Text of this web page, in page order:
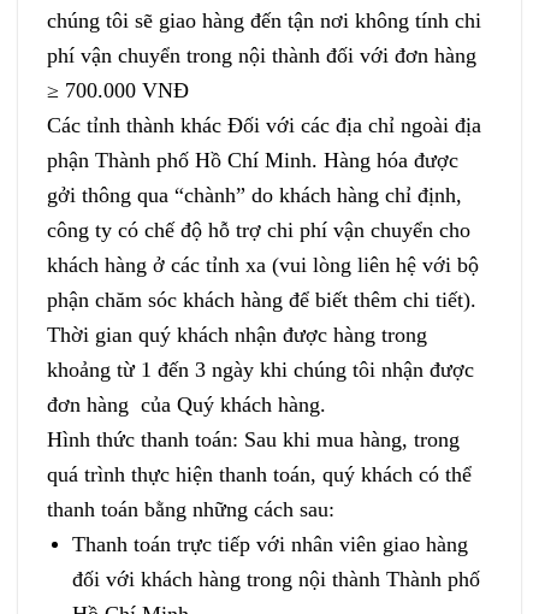
chúng tôi sẽ giao hàng đến tận nơi không tính chi
phí vận chuyển trong nội thành đối với đơn hàng
≥ 700.000 VNĐ
Các tỉnh thành khác Đối với các địa chỉ ngoài địa
phận Thành phố Hồ Chí Minh. Hàng hóa được
gởi thông qua “chành” do khách hàng chỉ định,
công ty có chế độ hỗ trợ chi phí vận chuyển cho
khách hàng ở các tỉnh xa (vui lòng liên hệ với bộ
phận chăm sóc khách hàng để biết thêm chi tiết).
Thời gian quý khách nhận được hàng trong
khoảng từ 1 đến 3 ngày khi chúng tôi nhận được
đơn hàng của Quý khách hàng.
Hình thức thanh toán: Sau khi mua hàng, trong
quá trình thực hiện thanh toán, quý khách có thể
thanh toán bằng những cách sau:
Thanh toán trực tiếp với nhân viên giao hàng
đối với khách hàng trong nội thành Thành phố